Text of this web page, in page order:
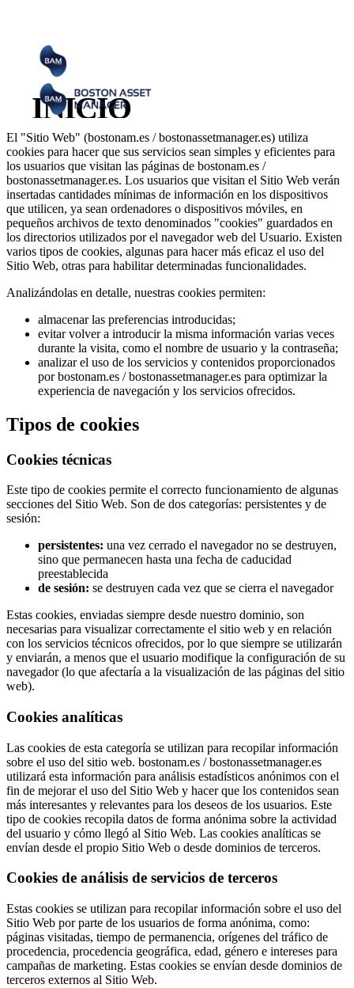
INICIO
LA EMPRESA
ABRA SU CUENTA
CONTACTO
INVERSIONES
Idioma
🇸🇪Svenska 🇺🇸English
Socials
LinkedInTwitterInstagram
Política de cookies para bostonam.es / bostonassetmanager.es
Uso de cookies
El "Sitio Web" (bostonam.es / bostonassetmanager.es) utiliza
cookies para hacer que sus servicios sean simples y eficientes para
los usuarios que visitan las páginas de bostonam.es /
bostonassetmanager.es. Los usuarios que visitan el Sitio Web verán
insertadas cantidades mínimas de información en los dispositivos
que utilicen, ya sean ordenadores o dispositivos móviles, en
pequeños archivos de texto denominados "cookies" guardados en
los directorios utilizados por el navegador web del Usuario. Existen
varios tipos de cookies, algunas para hacer más eficaz el uso del
Sitio Web, otras para habilitar determinadas funcionalidades.
Analizándolas en detalle, nuestras cookies permiten:
almacenar las preferencias introducidas;
evitar volver a introducir la misma información varias veces
durante la visita, como el nombre de usuario y la contraseña;
analizar el uso de los servicios y contenidos proporcionados
por bostonam.es / bostonassetmanager.es para optimizar la
experiencia de navegación y los servicios ofrecidos.
Tipos de cookies
Cookies técnicas
Este tipo de cookies permite el correcto funcionamiento de algunas
secciones del Sitio Web. Son de dos categorías: persistentes y de
sesión:
persistentes: una vez cerrado el navegador no se destruyen,
sino que permanecen hasta una fecha de caducidad
preestablecida
de sesión: se destruyen cada vez que se cierra el navegador
Estas cookies, enviadas siempre desde nuestro dominio, son
necesarias para visualizar correctamente el sitio web y en relación
con los servicios técnicos ofrecidos, por lo que siempre se utilizarán
y enviarán, a menos que el usuario modifique la configuración de su
navegador (lo que afectaría a la visualización de las páginas del sitio
web).
Cookies analíticas
Las cookies de esta categoría se utilizan para recopilar información
sobre el uso del sitio web. bostonam.es / bostonassetmanager.es
utilizará esta información para análisis estadísticos anónimos con el
fin de mejorar el uso del Sitio Web y hacer que los contenidos sean
más interesantes y relevantes para los deseos de los usuarios. Este
tipo de cookies recopila datos de forma anónima sobre la actividad
del usuario y cómo llegó al Sitio Web. Las cookies analíticas se
envían desde el propio Sitio Web o desde dominios de terceros.
Cookies de análisis de servicios de terceros
Estas cookies se utilizan para recopilar información sobre el uso del
Sitio Web por parte de los usuarios de forma anónima, como:
páginas visitadas, tiempo de permanencia, orígenes del tráfico de
procedencia, procedencia geográfica, edad, género e intereses para
campañas de marketing. Estas cookies se envían desde dominios de
terceros externos al Sitio Web.